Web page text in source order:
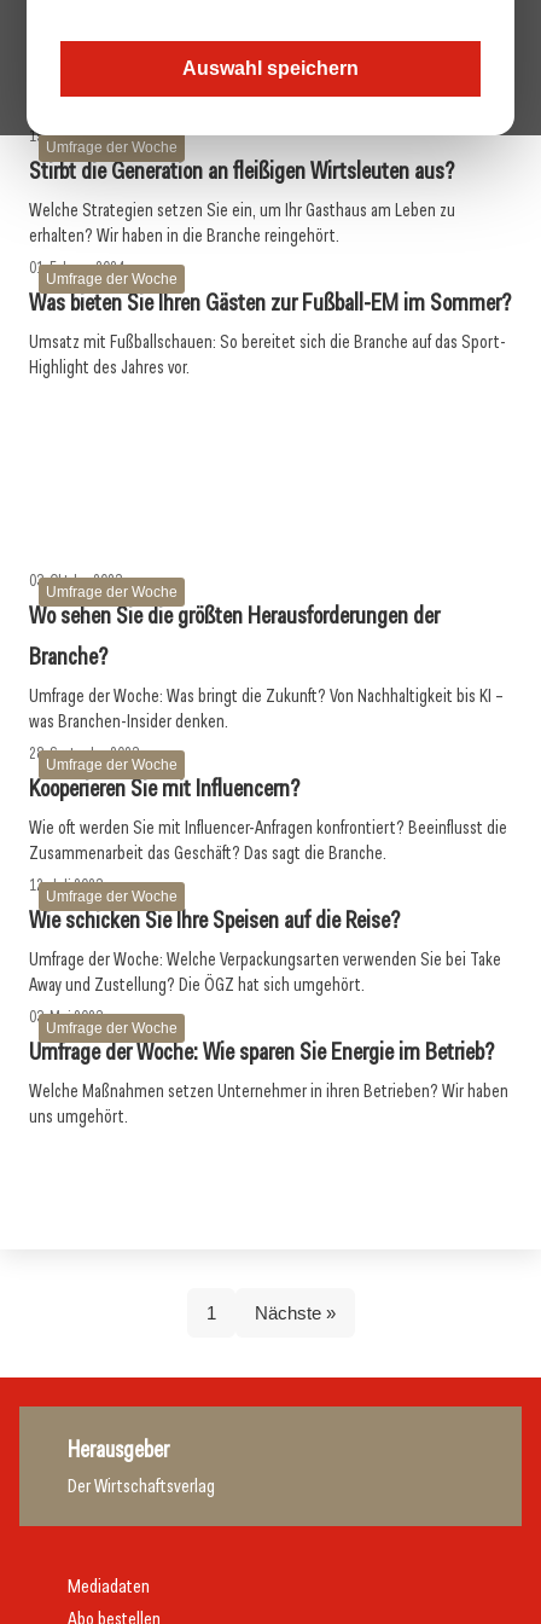
Auswahl speichern
Was bringen Lehrlingswettbewerbe?
Helfen Wettbewerbe Schülern dabei, ihre Kreativität und Kritikfähigkeit
zu entwickeln? Wir haben uns umgehört.
Umfrage der Woche
15. Februar 2024
Stirbt die Generation an fleißigen Wirtsleuten aus?
Welche Strategien setzen Sie ein, um Ihr Gasthaus am Leben zu
erhalten? Wir haben in die Branche reingehört.
Umfrage der Woche
01. Februar 2024
Was bieten Sie Ihren Gästen zur Fußball-EM im Sommer?
Umsatz mit Fußballschauen: So bereitet sich die Branche auf das Sport-
Highlight des Jahres vor.
02. November 2023
Umfrage der Woche
03. Oktober 2023
Wo sehen Sie die größten Herausforderungen der
Branche?
Umfrage der Woche: Was bringt die Zukunft? Von Nachhaltigkeit bis KI –
was Branchen-Insider denken.
Umfrage der Woche
28. September 2023
Kooperieren Sie mit Influencern?
Wie oft werden Sie mit Influencer-Anfragen konfrontiert? Beeinflusst die
Zusammenarbeit das Geschäft? Das sagt die Branche.
Umfrage der Woche
12. Juli 2023
Wie schicken Sie Ihre Speisen auf die Reise?
Umfrage der Woche: Welche Verpackungsarten verwenden Sie bei Take
Away und Zustellung? Die ÖGZ hat sich umgehört.
Umfrage der Woche
03. Mai 2023
Umfrage der Woche: Wie sparen Sie Energie im Betrieb?
Welche Maßnahmen setzen Unternehmer in ihren Betrieben? Wir haben
uns umgehört.
1 Nächste »
Herausgeber
Der Wirtschaftsverlag
Mediadaten
Abo bestellen